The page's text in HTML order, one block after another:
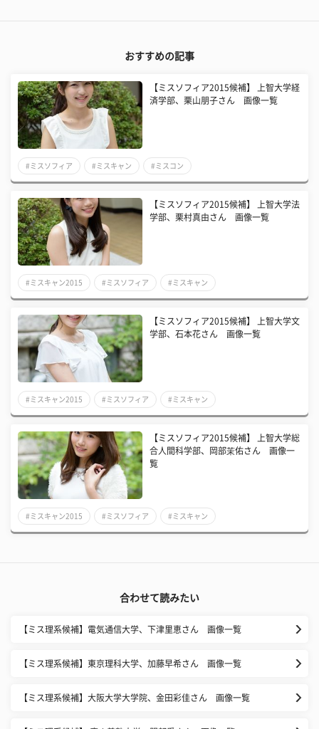
おすすめの記事
【ミスソフィア2015候補】 上智大学経
済学部、栗山朋子さん 画像一覧
#ミスソフィア #ミスキャン #ミスコン
【ミスソフィア2015候補】 上智大学法
学部、栗村真由さん 画像一覧
#ミスキャン2015 #ミスソフィア #ミスキャン
【ミスソフィア2015候補】 上智大学文
学部、石本花さん 画像一覧
#ミスキャン2015 #ミスソフィア #ミスキャン
【ミスソフィア2015候補】 上智大学総
合人間科学部、岡部茉佑さん 画像一
覧
#ミスキャン2015 #ミスソフィア #ミスキャン
合わせて読みたい
【ミス理系候補】電気通信大学、下津里恵さん 画像一覧
【ミス理系候補】東京理科大学、加藤早希さん 画像一覧
【ミス理系候補】大阪大学大学院、金田彩佳さん 画像一覧